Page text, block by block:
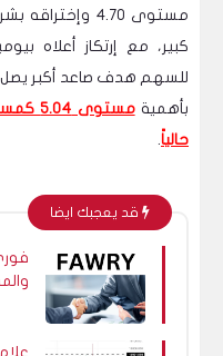
مستوى 4.70
كبير، مع إرتكاز أعلاه
بأهمية
حالياً
قد يعجبك ايضا